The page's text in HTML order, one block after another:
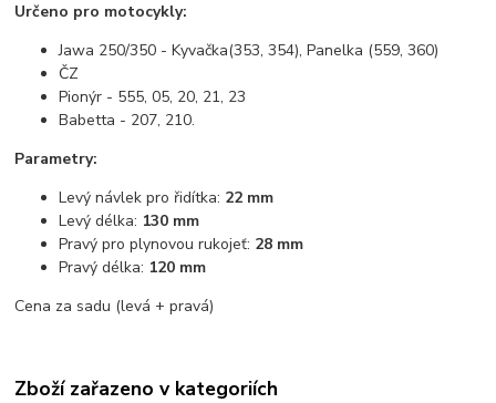
Určeno pro motocykly:
Jawa 250/350 - Kyvačka(353, 354), Panelka (559, 360)
ČZ
Pionýr - 555, 05, 20, 21, 23
Babetta - 207, 210.
Parametry:
Levý návlek pro řidítka: 22 mm
Levý délka: 130 mm
Pravý pro plynovou rukojeť: 28 mm
Pravý délka: 120 mm
Cena za sadu (levá + pravá)
Zboží zařazeno v kategoriích